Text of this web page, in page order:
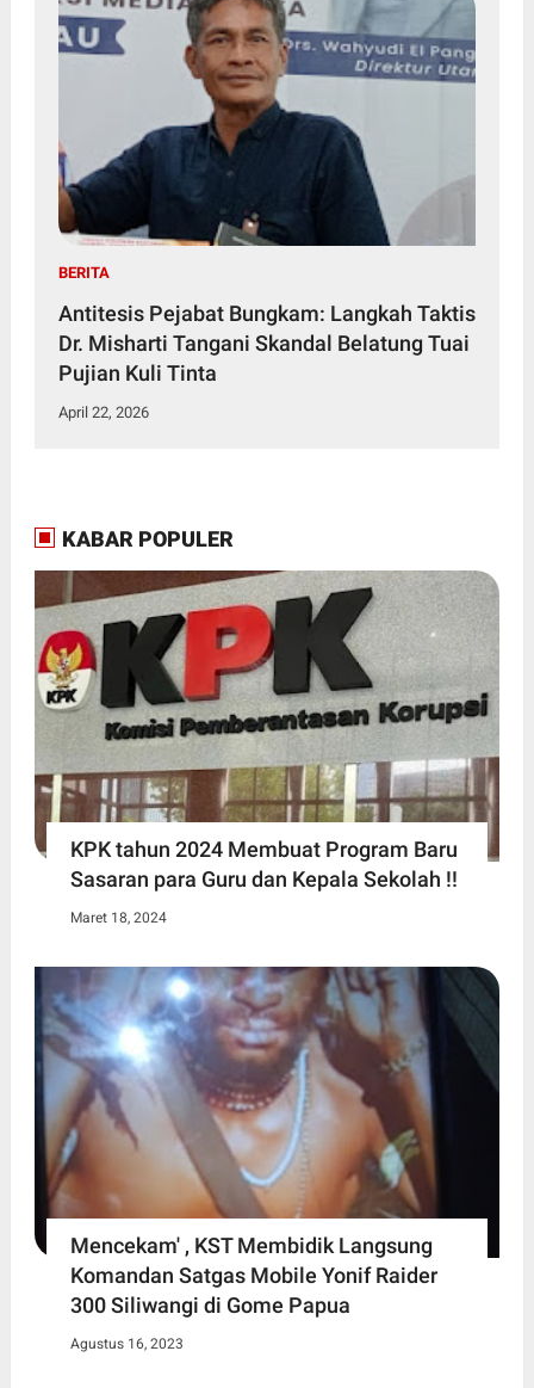
BERITA
Antitesis Pejabat Bungkam: Langkah Taktis
Dr. Misharti Tangani Skandal Belatung Tuai
Pujian Kuli Tinta
April 22, 2026
KABAR POPULER
KPK tahun 2024 Membuat Program Baru
Sasaran para Guru dan Kepala Sekolah !!
Maret 18, 2024
Mencekam' , KST Membidik Langsung
Komandan Satgas Mobile Yonif Raider
300 Siliwangi di Gome Papua
Agustus 16, 2023